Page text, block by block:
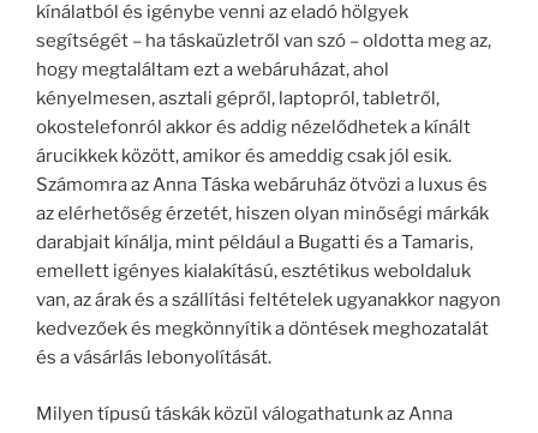
kínálatból és igénybe venni az eladó hölgyek
segítségét – ha táskaüzletről van szó – oldotta meg az,
hogy megtaláltam ezt a webáruházat, ahol
kényelmesen, asztali gépről, laptopról, tabletről,
okostelefonról akkor és addig nézelődhetek a kínált
árucikkek között, amikor és ameddig csak jól esik.
Számomra az Anna Táska webáruház ötvözi a luxus és
az elérhetőség érzetét, hiszen olyan minőségi márkák
darabjait kínálja, mint például a Bugatti és a Tamaris,
emellett igényes kialakítású, esztétikus weboldaluk
van, az árak és a szállítási feltételek ugyanakkor nagyon
kedvezőek és megkönnyítik a döntések meghozatalát
és a vásárlás lebonyolítását.
Milyen típusú táskák közül válogathatunk az Anna